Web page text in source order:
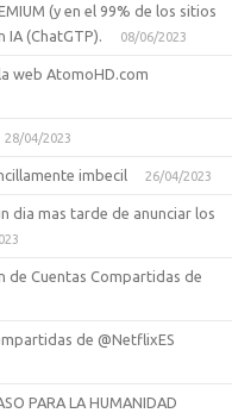
(y en el 99% de los sitios
(ChatGTP).
08/06/2023
web AtomoHD.com
28/04/2023
imbecil 26/04/2023
dia mas tarde de anunciar los
de Cuentas Compartidas de
de @NetflixES
PARA LA HUMANIDAD